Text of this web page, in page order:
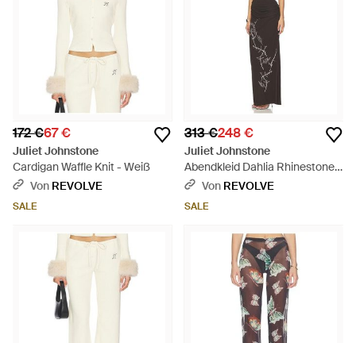
172 €67 €
Juliet Johnstone
Cardigan Waffle Knit - Weiß
Von REVOLVE
SALE
313 €248 €
Juliet Johnstone
Abendkleid Dahlia Rhinestone
Halter - Mehrfarbig
Von REVOLVE
SALE